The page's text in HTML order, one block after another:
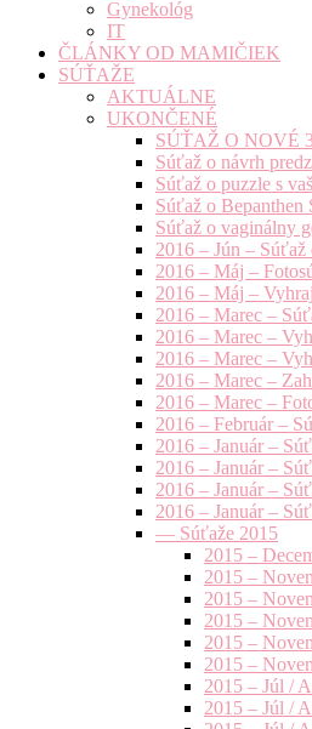
Gynekológ
IT
ČLÁNKY OD MAMIČIEK
SÚŤAŽE
AKTUÁLNE
UKONČENÉ
SÚŤAŽ O NOVÉ
Súťaž o návrh
Súťaž o puzzle s
Súťaž o Bepanthen
Súťaž o vaginálny
2016 – Jún – Súťaž
2016 – Máj –
2016 – Máj –
2016 – Marec –
2016 – Marec –
2016 – Marec –
2016 – Marec –
2016 – Marec –
2016 – Február –
2016 – Január –
2016 – Január –
2016 – Január –
2016 – Január –
— Súťaže 2015
2015 –
2015 –
2015 –
2015 –
2015 –
2015 –
2015 – Júl /
2015 – Júl /